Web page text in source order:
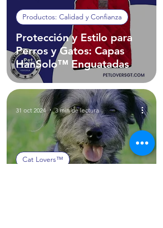
Protección y Estilo para
Perros y Gatos: Capas
HanSolo™ Enguatadas
Productos: Calidad y Confianza
Cat Lovers™
31 oct 2024 3 min de lectura